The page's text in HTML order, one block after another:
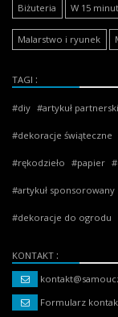
Biżuteria W 15 minut
Malarstwo i ryunek
TAGI
diy artykuł partnerski
dekoracje świąteczne
rękodzieło papier
artykuł sponsorowany
dekoracje do ogrodu
KONTAKT
Formularz